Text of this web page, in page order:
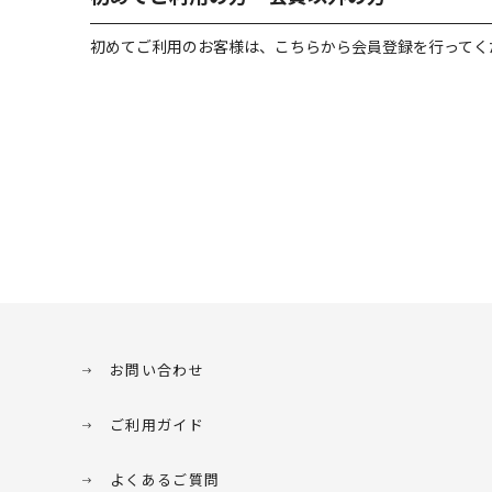
初めてご利用のお客様は、こちらから会員登録を行って
お問い合わせ
ご利用ガイド
よくあるご質問